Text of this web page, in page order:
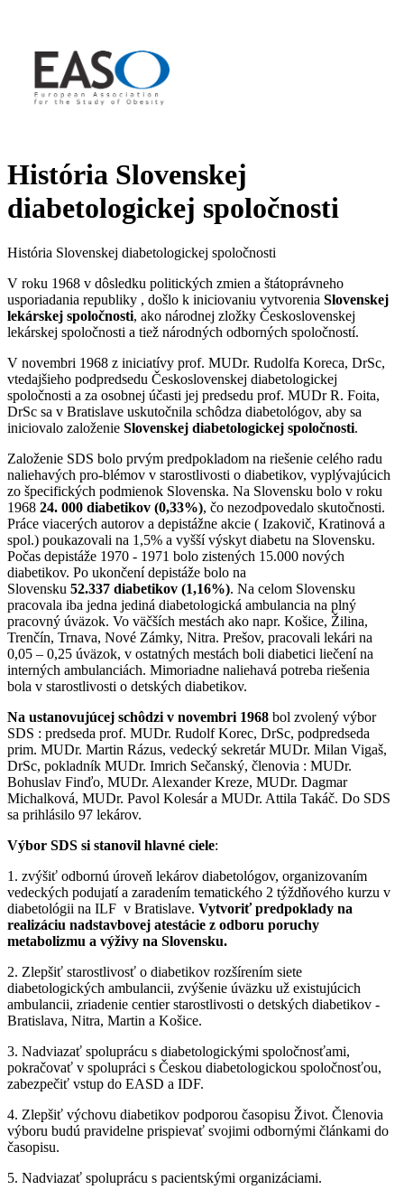
História Slovenskej
diabetologickej spoločnosti
História Slovenskej diabetologickej spoločnosti
V roku 1968 v dôsledku politických zmien a štátoprávneho
usporiadania republiky , došlo k iniciovaniu vytvorenia Slovenskej
lekárskej spoločnosti, ako národnej zložky Československej
lekárskej spoločnosti a tiež národných odborných spoločností.
V novembri 1968 z iniciatívy prof. MUDr. Rudolfa Koreca, DrSc,
vtedajšieho podpredsedu Československej diabetologickej
spoločnosti a za osobnej účasti jej predsedu prof. MUDr R. Foita,
DrSc sa v Bratislave uskutočnila schôdza diabetológov, aby sa
iniciovalo založenie Slovenskej diabetologickej spoločnosti.
Založenie SDS bolo prvým predpokladom na riešenie celého radu
naliehavých pro-blémov v starostlivosti o diabetikov, vyplývajúcich
zo špecifických podmienok Slovenska. Na Slovensku bolo v roku
1968 24. 000 diabetikov (0,33%), čo nezodpovedalo skutočnosti.
Práce viacerých autorov a depistážne akcie ( Izakovič, Kratinová a
spol.) poukazovali na 1,5% a vyšší výskyt diabetu na Slovensku.
Počas depistáže 1970 - 1971 bolo zistených 15.000 nových
diabetikov. Po ukončení depistáže bolo na
Slovensku 52.337 diabetikov (1,16%). Na celom Slovensku
pracovala iba jedna jediná diabetologická ambulancia na plný
pracovný úväzok. Vo väčších mestách ako napr. Košice, Žilina,
Trenčín, Trnava, Nové Zámky, Nitra. Prešov, pracovali lekári na
0,05 – 0,25 úväzok, v ostatných mestách boli diabetici liečení na
interných ambulanciách. Mimoriadne naliehavá potreba riešenia
bola v starostlivosti o detských diabetikov.
Na ustanovujúcej schôdzi v novembri 1968 bol zvolený výbor
SDS : predseda prof. MUDr. Rudolf Korec, DrSc, podpredseda
prim. MUDr. Martin Rázus, vedecký sekretár MUDr. Milan Vigaš,
DrSc, pokladník MUDr. Imrich Sečanský, členovia : MUDr.
Bohuslav Finďo, MUDr. Alexander Kreze, MUDr. Dagmar
Michalková, MUDr. Pavol Kolesár a MUDr. Attila Takáč. Do SDS
sa prihlásilo 97 lekárov.
Výbor SDS si stanovil hlavné ciele:
1. zvýšiť odbornú úroveň lekárov diabetológov, organizovaním
vedeckých podujatí a zaradením tematického 2 týždňového kurzu v
diabetológii na ILF v Bratislave. Vytvoriť predpoklady na
realizáciu nadstavbovej atestácie z odboru poruchy
metabolizmu a výživy na Slovensku.
2. Zlepšiť starostlivosť o diabetikov rozšírením siete
diabetologických ambulancii, zvýšenie úväzku už existujúcich
ambulancii, zriadenie centier starostlivosti o detských diabetikov -
Bratislava, Nitra, Martin a Košice.
3. Nadviazať spoluprácu s diabetologickými spoločnosťami,
pokračovať v spolupráci s Českou diabetologickou spoločnosťou,
zabezpečiť vstup do EASD a IDF.
4. Zlepšiť výchovu diabetikov podporou časopisu Život. Členovia
výboru budú pravidelne prispievať svojimi odbornými článkami do
časopisu.
5. Nadviazať spoluprácu s pacientskými organizáciami.